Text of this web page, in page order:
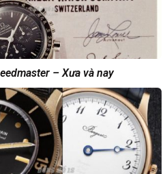
– Xưa và nay